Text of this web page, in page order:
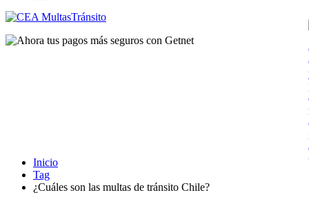
Inicio
Tag
¿Cuáles son las multas de tránsito Chile?